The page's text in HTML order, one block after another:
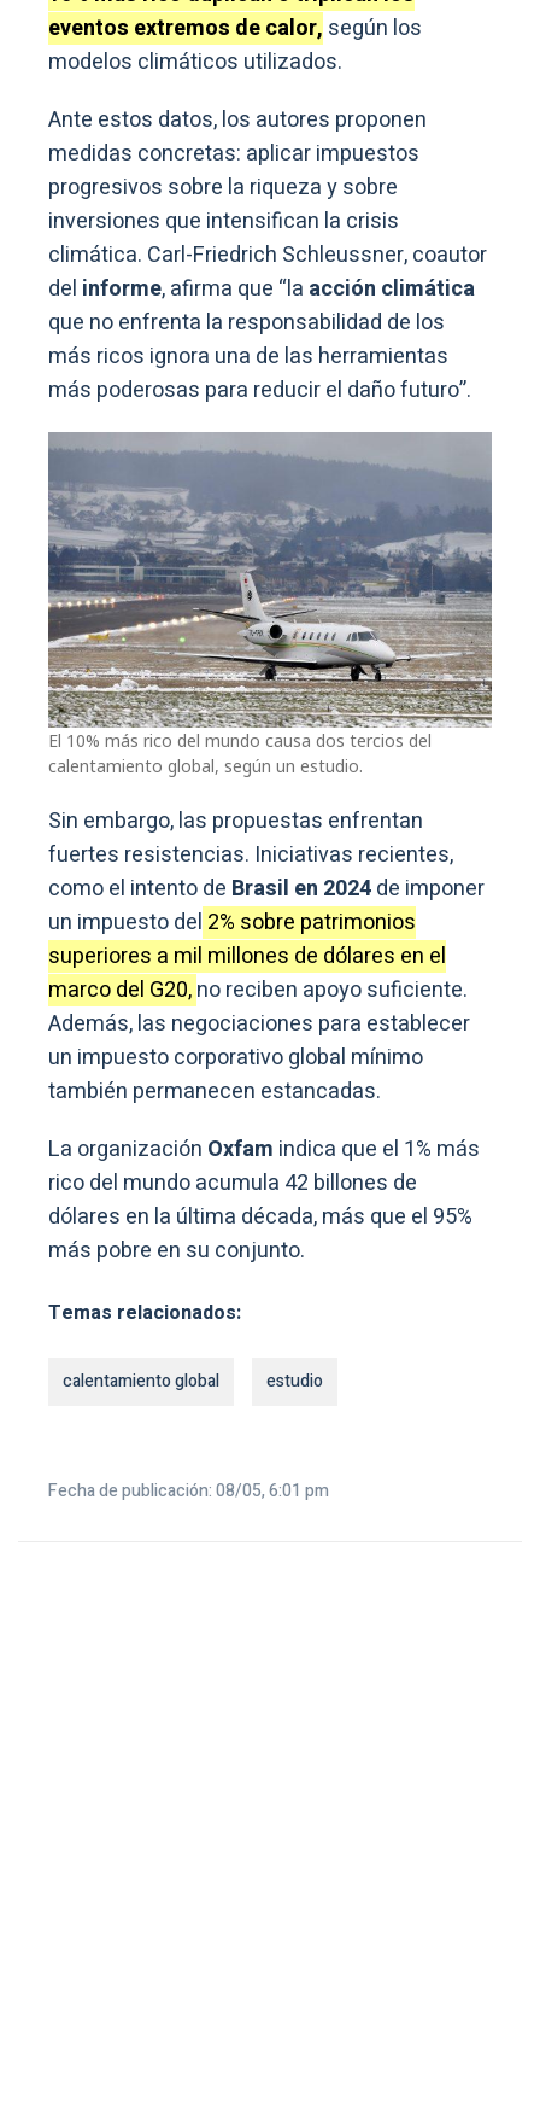
eventos extremos de calor, según los
modelos climáticos utilizados.
Ante estos datos, los autores proponen
medidas concretas: aplicar impuestos
progresivos sobre la riqueza y sobre
inversiones que intensifican la crisis
climática. Carl-Friedrich Schleussner, coautor
del informe, afirma que “la acción climática
que no enfrenta la responsabilidad de los
más ricos ignora una de las herramientas
más poderosas para reducir el daño futuro”.
El 10% más rico del mundo causa dos tercios del
calentamiento global, según un estudio.
Sin embargo, las propuestas enfrentan
fuertes resistencias. Iniciativas recientes,
como el intento de Brasil en 2024de imponer
un impuesto del 2% sobre patrimonios
superiores a mil millones de dólares en el
marco del G20,no reciben apoyo suficiente.
Además, las negociaciones para establecer
un impuesto corporativo global mínimo
también permanecen estancadas.
La organización Oxfam indica que el 1% más
rico del mundo acumula 42 billones de
dólares en la última década, más que el 95%
más pobre en su conjunto.
Temas relacionados:
calentamiento global estudio
Fecha de publicación: 08/05, 6:01 pm